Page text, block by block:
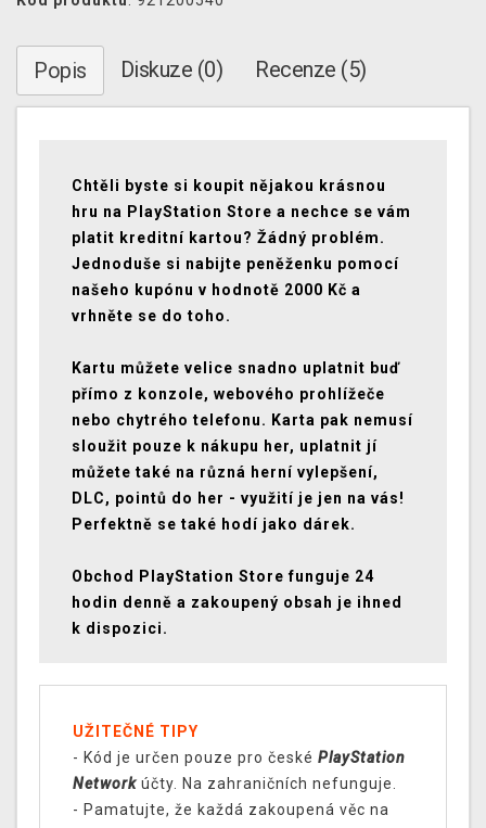
Popis Diskuze (0) Recenze (5)
Chtěli byste si koupit nějakou krásnou
hru na PlayStation Store a nechce se vám
platit kreditní kartou? Žádný problém.
Jednoduše si nabijte peněženku pomocí
našeho kupónu v hodnotě 2000 Kč a
vrhněte se do toho.
Kartu můžete velice snadno uplatnit buď
přímo z konzole, webového prohlížeče
nebo chytrého telefonu. Karta pak nemusí
sloužit pouze k nákupu her, uplatnit jí
můžete také na různá herní vylepšení,
DLC, pointů do her - využití je jen na vás!
Perfektně se také hodí jako dárek.
Obchod PlayStation Store funguje 24
hodin denně a zakoupený obsah je ihned
k dispozici.
UŽITEČNÉ TIPY
- Kód je určen pouze pro české PlayStation
Network účty. Na zahraničních nefunguje.
- Pamatujte, že každá zakoupená věc na